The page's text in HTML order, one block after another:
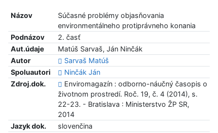
Názov
Súčasné problémy objasňovania
environmentálneho protiprávneho konania
Podnázov
2. časť
Aut.údaje
Matúš Sarvaš, Ján Ninčák
Autor
Sarvaš Matúš
Spoluautori
Ninčák Ján
Zdroj.dok.
Enviromagazín : odborno-náučný časopis o
životnom prostredí. Roč. 19, č. 4 (2014), s.
22-23. - Bratislava : Ministerstvo ŽP SR,
2014
Jazyk dok.
slovenčina